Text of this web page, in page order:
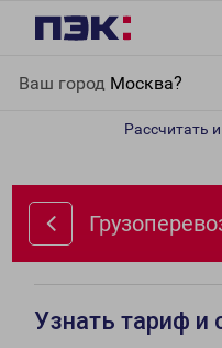
Ваш город Москва?
Рассчитать
Узнать тариф и